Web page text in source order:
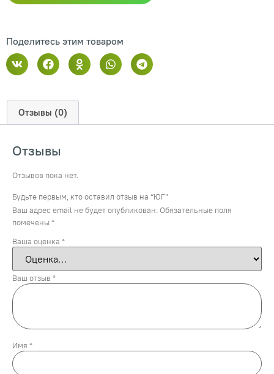
Поделитесь этим товаром
Отзывы (0)
Отзывы
Отзывов пока нет.
Будьте первым, кто оставил отзыв на “ЮГ”
Ваш адрес email не будет опубликован. Обязательные поля
помечены *
Ваша оценка *
Ваш отзыв *
Имя *